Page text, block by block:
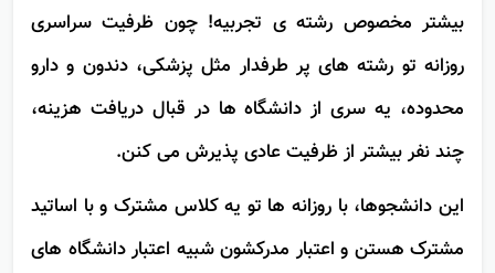
دانشگاه های سراسری ظرفیت مازاد:
بیشتر مخصوص رشته ی تجربیه! چون ظرفیت سراسری
روزانه تو رشته های پر طرفدار مثل پزشکی، دندون و دارو
محدوده، یه سری از دانشگاه ها در قبال دریافت هزینه،
چند نفر بیشتر از ظرفیت عادی پذیرش می کنن.
این دانشجوها، با روزانه ها تو یه کلاس مشترک و با اساتید